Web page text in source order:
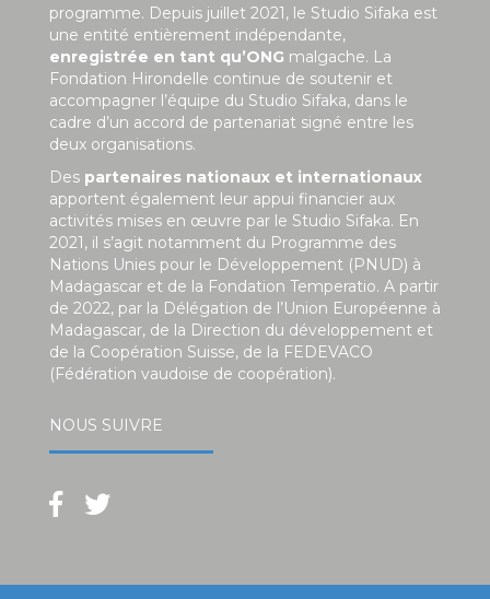
programme. Depuis juillet 2021, le Studio Sifaka est
une entité entièrement indépendante,
enregistrée en tant qu’ONG malgache. La
Fondation Hirondelle continue de soutenir et
accompagner l’équipe du Studio Sifaka, dans le
cadre d’un accord de partenariat signé entre les
deux organisations.
Des partenaires nationaux et internationaux
apportent également leur appui financier aux
activités mises en œuvre par le Studio Sifaka. En
2021, il s’agit notamment du Programme des
Nations Unies pour le Développement (PNUD) à
Madagascar et de la Fondation Temperatio. A partir
de 2022, par la Délégation de l’Union Européenne à
Madagascar, de la Direction du développement et
de la Coopération Suisse, de la FEDEVACO
(Fédération vaudoise de coopération).
NOUS SUIVRE